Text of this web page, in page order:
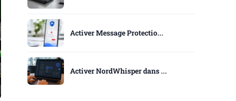
Activer Message Protectio...
Activer NordWhisper dans ...